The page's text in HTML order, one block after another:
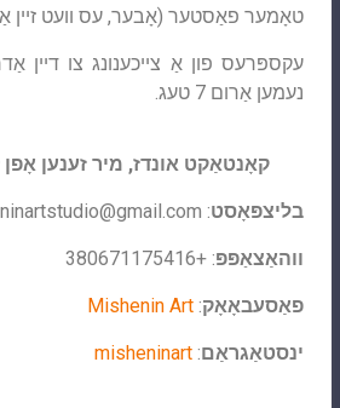
טאָמער פאַסטער (אָבער, עס וועט זיין
עקספּרעס פון אַ צייכענונג צו דיין
נעמען אַרום 7 טעג.
קאָנטאַקט אונדז, מיר זענען אָפן
בליצפּאָסט:
ווהאַצאַפּפּ: +380671175416
פאַסעבאָאָק:
Mishenin Art
ינסטאַגראַם:
misheninart